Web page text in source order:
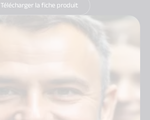
Télécharger la fiche produit